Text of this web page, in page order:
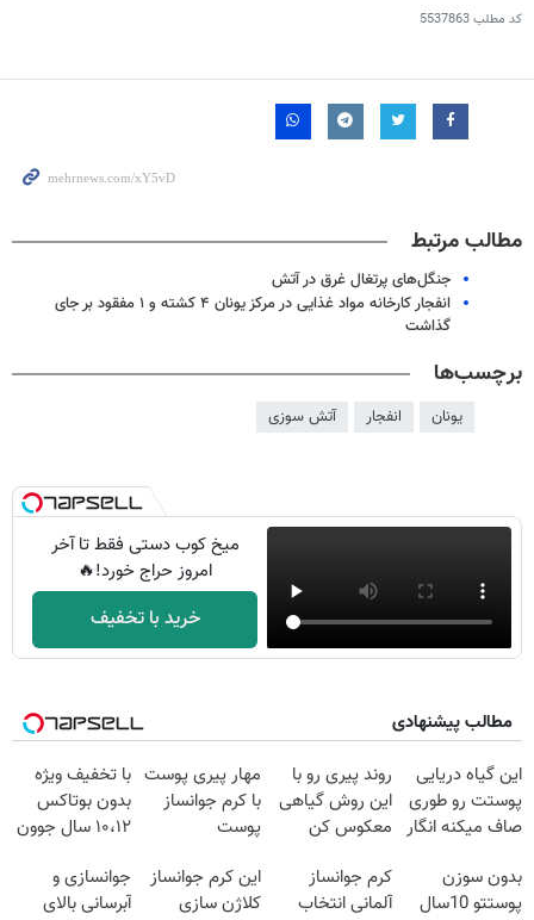
کد مطلب5537863
مطالب مرتبط
جنگل‌های پرتغال غرق در آتش
انفجار کارخانه مواد غذایی در مرکز یونان ۴ کشته و ۱ مفقود بر جای
گذاشت
برچسب‌ها
یونان انفجار آتش سوزی
میخ کوب دستی فقط تا آخر
امروز حراج خورد!🔥
خرید با تخفیف
مطالب پیشنهادی
این گیاه دریایی
پوستت رو طوری
صاف میکنه انگار
شدی🔥
روند پیری رو با
این روش گیاهی
معکوس کن
مهار پیری پوست
با کرم جوانساز
پوست
ویژه تا امشب)
با تخفیف ویژه
بدون بوتاکس
۱۰،۱۲ سال جوون
بدون سوزن
پوستتو 10سال
کرم جوانساز
آلمانی انتخاب
این کرم جوانساز
کلاژن سازی
جوانسازی و
آبرسانی بالای